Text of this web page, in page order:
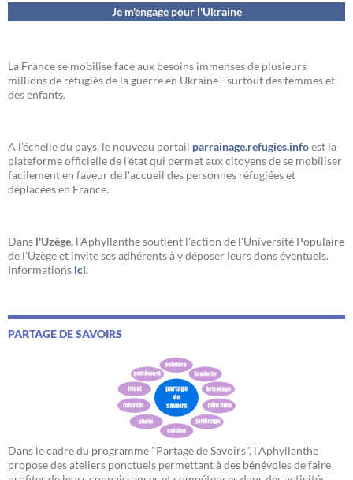
Je m'engage pour l'Ukraine
La France se mobilise face aux besoins immenses de plusieurs
millions de réfugiés de la guerre en Ukraine - surtout des femmes et
des enfants.
A l’échelle du pays, le nouveau portail parrainage.refugies.infoest la
plateforme officielle de l'état qui permet aux citoyens de se mobiliser
facilement en faveur de l'accueil des personnes réfugiées et
déplacées en France.
Dans l'Uzège, l'Aphyllanthe soutient l'action de l'Université Populaire
de l'Uzège et invite ses adhérents à y déposer leurs dons éventuels.
Informations ici.
PARTAGE DE SAVOIRS
Dans le cadre du programme "Partage de Savoirs", l'Aphyllanthe
propose des ateliers ponctuels permettant à des bénévoles de faire